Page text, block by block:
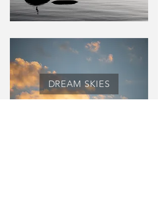
DREAM SKIES